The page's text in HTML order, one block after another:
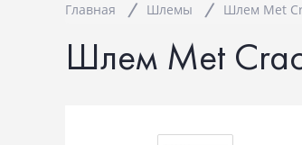
Главная Шлемы Шлем Met
Шлем Met